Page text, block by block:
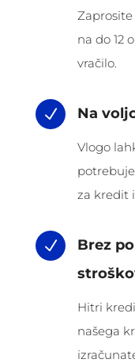
na do 12
vračilo.
N Na
Vlogo
za kredit
N
Brez
Hitri
našega